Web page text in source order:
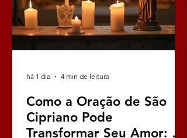
Como a Oração de São
Cipriano Pode
Transformar Seu Amor: A
há 1 dia 4 min de leitura